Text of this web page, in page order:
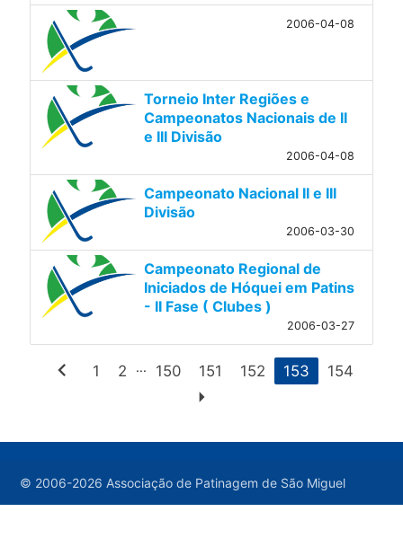
2006-04-08
Torneio Inter Regiões e
Campeonatos Nacionais de II
e III Divisão
2006-04-08
Campeonato Nacional II e III
Divisão
2006-03-30
Campeonato Regional de
Iniciados de Hóquei em Patins
- II Fase ( Clubes )
2006-03-27
chevron_left 1 2 ... 150 151 152 153 154
arrow_right
© 2006-2026 Associação de Patinagem de São Miguel